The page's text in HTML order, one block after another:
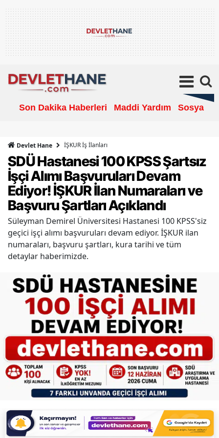
Son Dakika Haberleri Maddi Yardım Sosyal
Devlet Hane İŞKUR İş İlanları
SDÜ Hastanesi 100 KPSS Şartsız
İşçi Alımı Başvuruları Devam
Ediyor! İŞKUR İlan Numaraları ve
Başvuru Şartları Açıklandı
Süleyman Demirel Üniversitesi Hastanesi 100 KPSS'siz
geçici işçi alımı başvuruları devam ediyor. İŞKUR ilan
numaraları, başvuru şartları, kura tarihi ve tüm
detaylar haberimizde.